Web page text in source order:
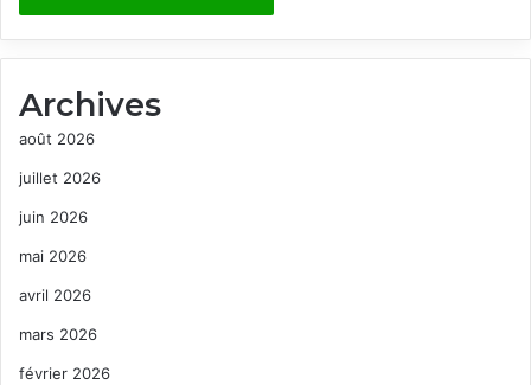
Archives
août 2026
juillet 2026
juin 2026
mai 2026
avril 2026
mars 2026
février 2026